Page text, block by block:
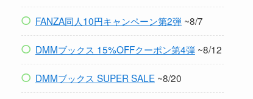
FANZA同人10円キャンペーン第2弾~8/7
DMMブックス 15%OFFクーポン第4弾~8/12
DMMブックス SUPER SALE~8/20